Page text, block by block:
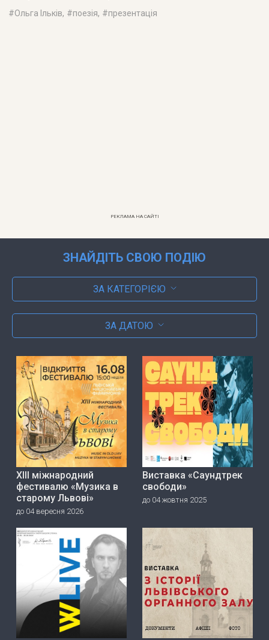
#Ольга Ільків, #поезія, #презентація
РЕКЛАМА НА САЙТІ
ЗНАЙДІТЬ СВОЮ ПОДІЮ
ЗА КАТЕГОРІЄЮ
ЗА ДАТОЮ
ХІІІ міжнародний
фестивалю «Музика в
старому Львові»
до 04 вересня 2026
Виставка «Саундтрек
свободи»
до 04 жовтня 2025